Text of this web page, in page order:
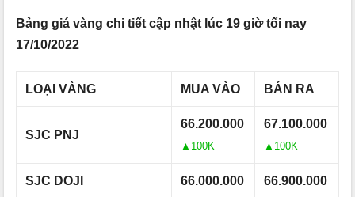
Bảng giá vàng chi tiết cập nhật lúc 19 giờ tối nay
17/10/2022
LOẠI VÀNG MUA VÀO BÁN RA
SJC PNJ
66.200.000
▲100K
67.100.000
▲100K
SJC DOJI 66.000.000 66.900.000